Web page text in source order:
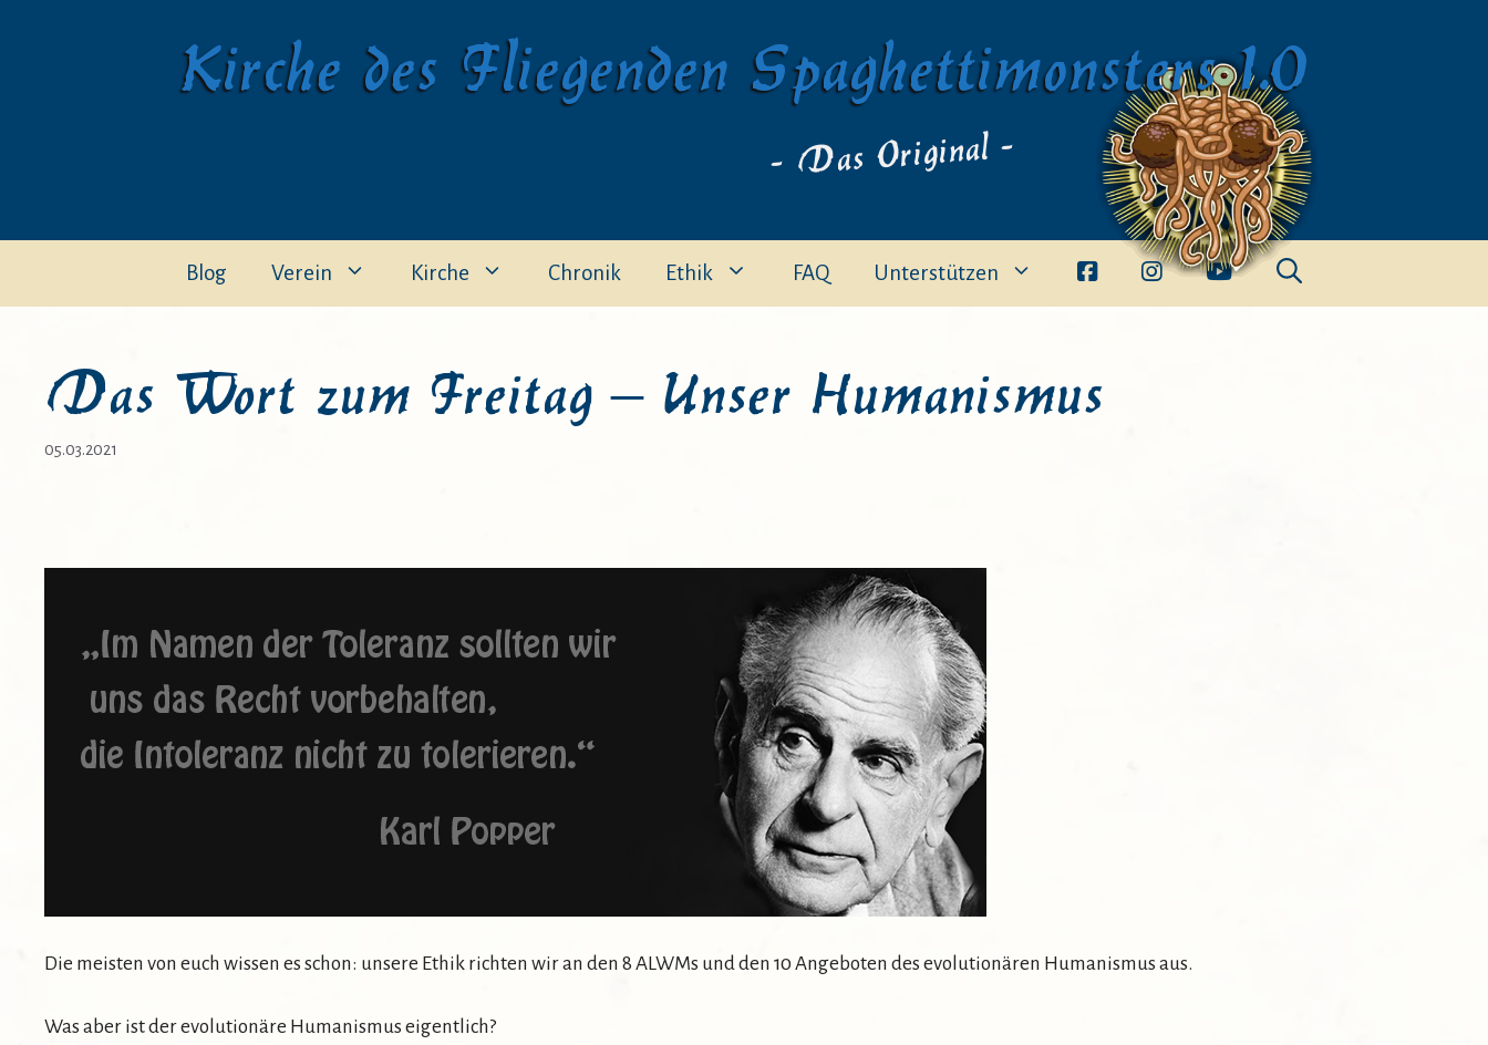
Kirche des Fliegenden Spaghettimonsters 1.0
- Das Original -
Blog Verein Kirche Chronik Ethik FAQ Unterstützen
Das Wort zum Freitag – Unser Humanismus
05.03.2021
Die meisten von euch wissen es schon: unsere Ethik richten wir an den 8 ALWMs und den 10 Angeboten des evolutionären Humanismus aus.
Was aber ist der evolutionäre Humanismus eigentlich?